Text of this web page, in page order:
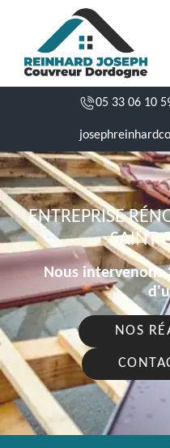
05 33 06 10
ENTREPRISE
SAINT
Nous intervenons
NOS